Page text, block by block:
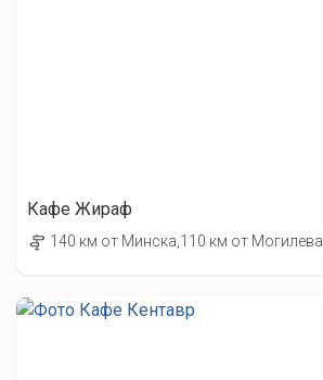
Кафе Жираф
140 км от Минска,110 км от Могилева